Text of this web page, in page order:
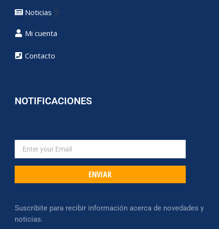
Noticias
Mi cuenta
Contacto
NOTIFICACIONES
ENVIAR
Suscribite para recibir información acerca de novedades y
noticias.